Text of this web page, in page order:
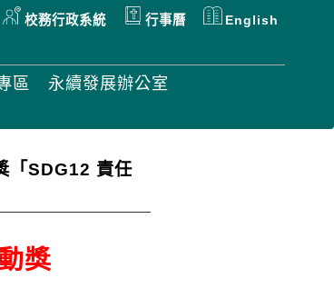
校務行政系統 行事曆 English
區
永續發展辦公室
「SDG12 責任
獎